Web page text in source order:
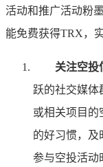
活动和推广活动粉
能免费获得TRX，
关注空投
跃的社交媒体
或相关项目的
的好习惯，及
参与空投活动